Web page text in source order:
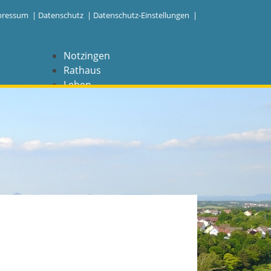
| Datenschutz | Datenschutz-Einstellungen |
Notzingen
Rathaus
Leben
NAVIGATION